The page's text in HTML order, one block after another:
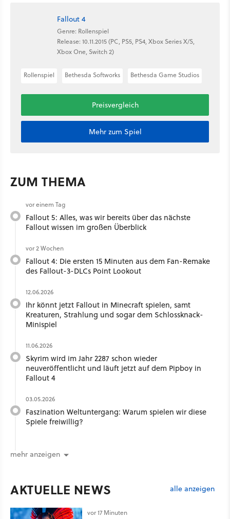
Fallout 4
Genre: Rollenspiel
Release: 10.11.2015 (PC, PS5, PS4, Xbox Series X/S,
Xbox One, Switch 2)
Rollenspiel Bethesda Softworks Bethesda Game Studios
Preisvergleich
Mehr zum Spiel
ZUM THEMA
vor einem Tag
Fallout 5: Alles, was wir bereits über das nächste
Fallout wissen im großen Überblick
vor 2 Wochen
Fallout 4: Die ersten 15 Minuten aus dem Fan-Remake
des Fallout-3-DLCs Point Lookout
12.06.2026
Ihr könnt jetzt Fallout in Minecraft spielen, samt
Kreaturen, Strahlung und sogar dem Schlossknack-
Minispiel
11.06.2026
Skyrim wird im Jahr 2287 schon wieder
neuveröffentlicht und läuft jetzt auf dem Pipboy in
Fallout 4
03.05.2026
Faszination Weltuntergang: Warum spielen wir diese
Spiele freiwillig?
mehr anzeigen
AKTUELLE NEWS alle anzeigen
vor 17 Minuten